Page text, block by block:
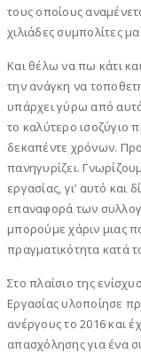
τους οποίους
χιλιάδες συμπολίτες
Και θέλω να πω κάτι
την ανάγκη να
υπάρχει γύρω από
το καλύτερο
δεκαπέντε χρόνων.
πανηγυρίζει.
εργασίας, γι’ αυτό και
επαναφορά των
μπορούμε χάριν μιας
πραγματικότητα κατά
Στο πλαίσιο της
Εργασίας υλοποίησε
ανέργους το 2016 και
απασχόλησης για ένα